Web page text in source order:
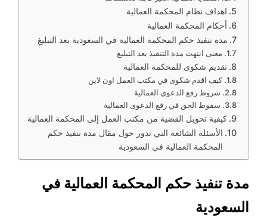
اهداف نظام المحكمة العمالية
أحكام المحكمة العمالية
مدة تنفيذ حكم المحكمة العمالية في السعودية بعد التبليغ
معنى انتهت مدة التنفيذ بعد التبليغ
تقديم شكوى للمحكمة العمالية
كيف اقدم شكوى في مكتب العمل اون لاين
شروط رفع الدعوى العمالية
سقوط الحق في رفع الدعوى العمالية
كيفية تحويل القضية من مكتب العمل إلى المحكمة العمالية
الأسئلة الشائعة التي تدور حول مقال مدة تنفيذ حكم
المحكمة العمالية في السعودية
مدة تنفيذ حكم المحكمة العمالية في
السعودية